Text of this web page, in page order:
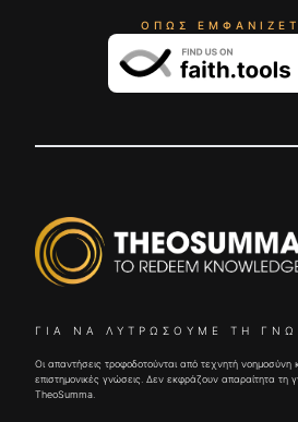
ΌΠΩΣ
ΓΙΑ ΝΑ ΛΥΤΡΏΣΟΥΜΕ ΤΗ
Οι απαντήσεις τροφοδοτούνται από τεχνητή νοημοσύνη
επιστημονικές γνώσεις. Δεν εκφράζουν απαραίτητα τη
TheoSumma.